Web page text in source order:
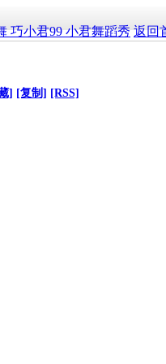
巧小君99 小君舞蹈秀 返回
] [复制] [RSS]